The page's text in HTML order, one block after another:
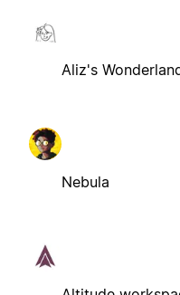
Aliz's
Nebula